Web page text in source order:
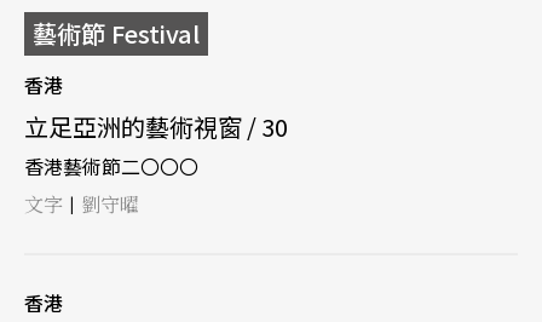
藝術節 Festival
香港
立足亞洲的藝術視窗 / 30
香港藝術節二〇〇〇
文字 | 劉守曜
香港